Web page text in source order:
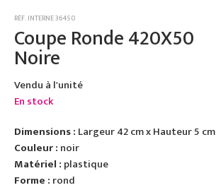
RÉF. INTERNE 36450
Coupe Ronde 420X50
Noire
Vendu à l'unité
En stock
Dimensions : Largeur 42 cm x Hauteur 5 cm
Couleur : noir
Matériel : plastique
Forme : rond